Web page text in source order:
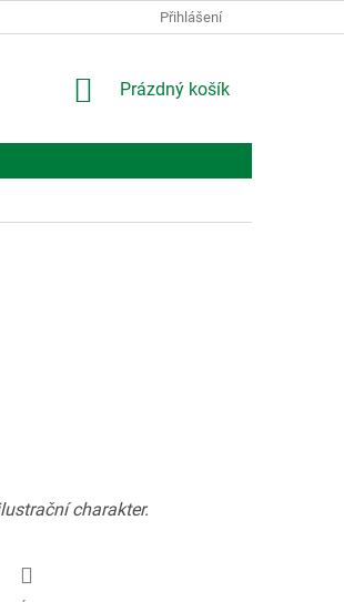
Přihlášení
NÁKUPNÍ
Prázdný košík
charakter.